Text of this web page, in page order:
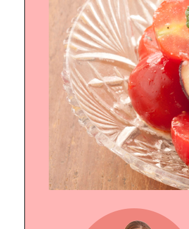
美味しいコーヒーで｜至福のひとと
きを
～行徳散歩～｜プロの視点で街をき
りとる
美人収納で｜部屋も気分もスッキ